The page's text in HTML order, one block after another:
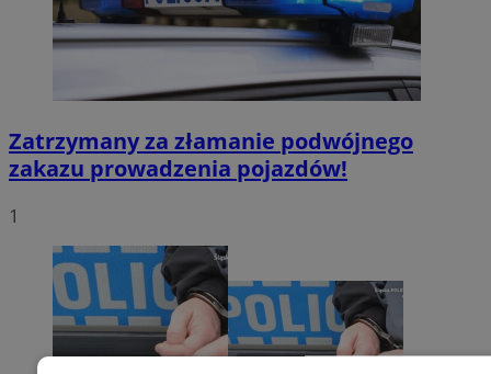
Zatrzymany za złamanie podwójnego
zakazu prowadzenia pojazdów!
1